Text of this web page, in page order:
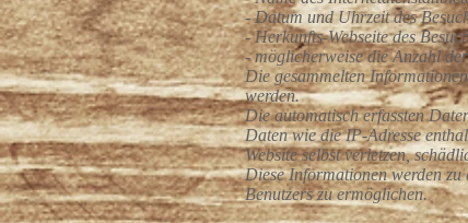
- Datum und Uhrzeit des
- Herkunfts-Webseite des
- möglicherweise die Anzahl
Die gesammelten
werden.
Die automatisch erfassten
Daten wie die IP-Adresse
Website selbst verletzen,
Diese Informationen werden
Benutzers zu ermöglichen.